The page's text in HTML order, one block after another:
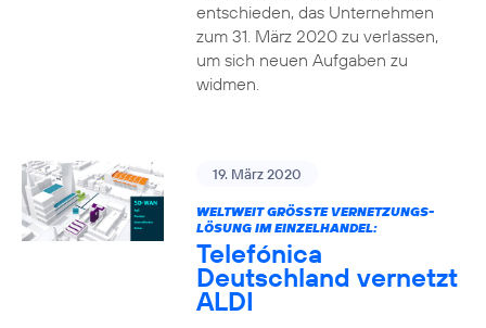
entschieden, das Unternehmen
zum 31. März 2020 zu verlassen,
um sich neuen Aufgaben zu
widmen.
19. März 2020
WELTWEIT GRÖSSTE VERNETZUNGS-L
ÖSUNG IM EINZELHANDEL:
Telefónica
Deutschland vernetzt
ALDI